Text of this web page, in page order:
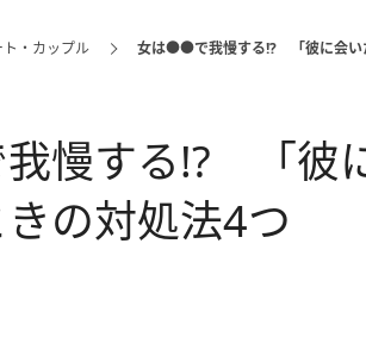
ト・カップル 女は●●で我慢する!? 「彼に会い
慢する!? 「彼
の対処法4つ